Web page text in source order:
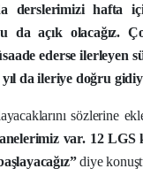
derslerimizi hafta
da açık olacağız.
ederse ilerleyen
da ileriye doğru
sözlerine
var. 12
diye